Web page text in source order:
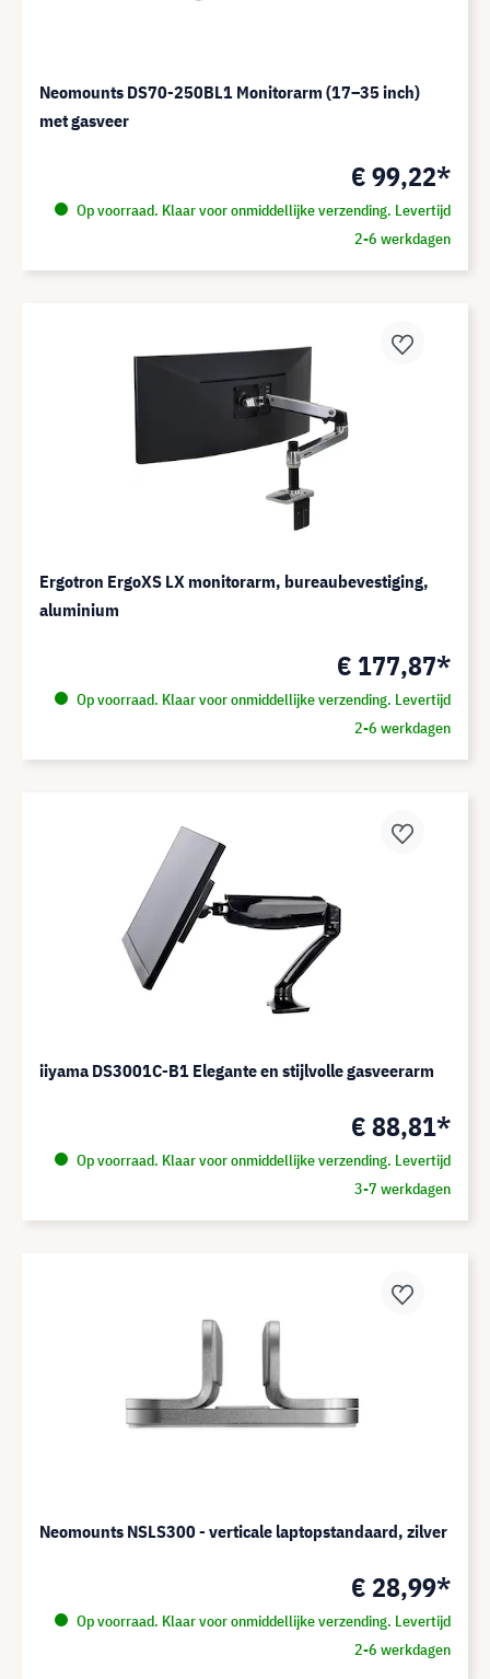
Neomounts DS70-250BL1 Monitorarm (17–35 inch)
met gasveer
€ 99,22*
Op voorraad. Klaar voor onmiddellijke verzending. Levertijd
2-6 werkdagen
Ergotron ErgoXS LX monitorarm, bureaubevestiging,
aluminium
€ 177,87*
Op voorraad. Klaar voor onmiddellijke verzending. Levertijd
2-6 werkdagen
iiyama DS3001C-B1 Elegante en stijlvolle gasveerarm
€ 88,81*
Op voorraad. Klaar voor onmiddellijke verzending. Levertijd
3-7 werkdagen
Neomounts NSLS300 - verticale laptopstandaard, zilver
€ 28,99*
Op voorraad. Klaar voor onmiddellijke verzending. Levertijd
2-6 werkdagen